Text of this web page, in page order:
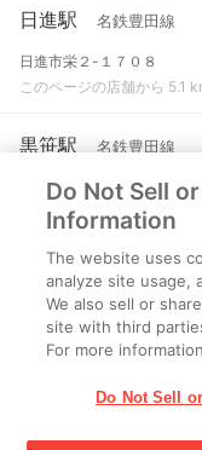
日進駅 名鉄豊田線
日進市栄２-１７０８
このページの店舗から 5.1
黒笹駅 名鉄豊田線
愛知県みよし市黒笹町縄
このページの店舗から 5.2
竹村駅 名鉄三河線
豊田市竹町宮下１６
このページの店舗から 5.5
Do Not Sell
Information
The website uses
analyze site usage,
We also sell or
site with third
For more
Do Not Sell